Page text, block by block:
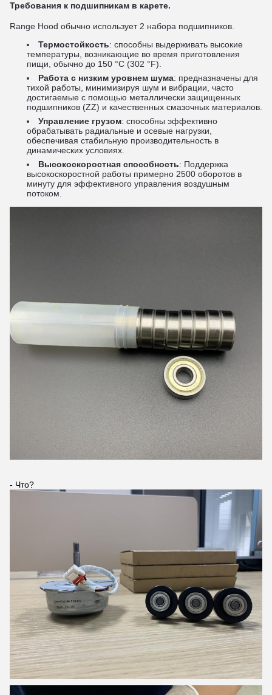
Требования к подшипникам в карете.
Range Hood обычно использует 2 набора подшипников.
Термостойкость: способны выдерживать высокие
температуры, возникающие во время приготовления
пищи, обычно до 150 °C (302 °F).
Работа с низким уровнем шума: предназначены для
тихой работы, минимизируя шум и вибрации, часто
достигаемые с помощью металлически защищенных
подшипников (ZZ) и качественных смазочных материалов.
Управление грузом: способны эффективно
обрабатывать радиальные и осевые нагрузки,
обеспечивая стабильную производительность в
динамических условиях.
Высокоскоростная способность: Поддержка
высокоскоростной работы примерно 2500 оборотов в
минуту для эффективного управления воздушным
потоком.
- Что?